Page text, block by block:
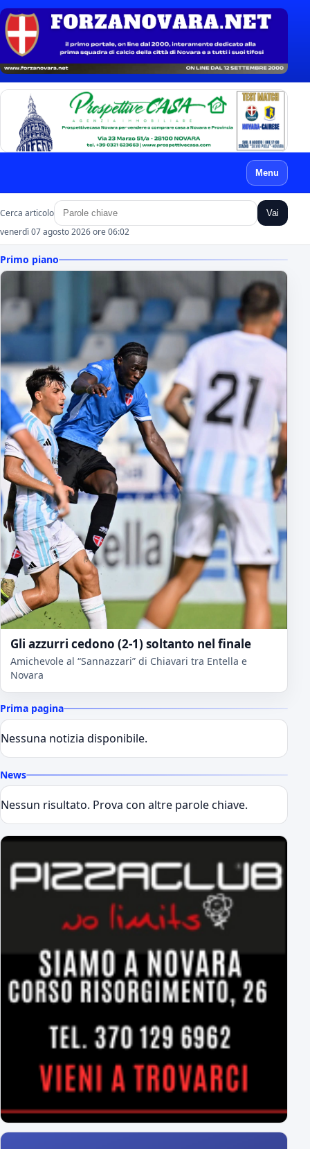
Menu
Cerca articolo Vai
venerdì 07 agosto 2026 ore 06:02
Primo piano
Gli azzurri cedono (2-1) soltanto nel finale
Amichevole al “Sannazzari” di Chiavari tra Entella e
Novara
Prima pagina
Nessuna notizia disponibile.
News
Nessun risultato. Prova con altre parole chiave.